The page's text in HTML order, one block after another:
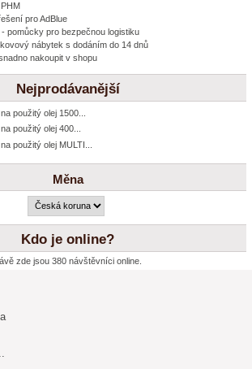
pro AdBlue
pomůcky pro bezpečnou logistiku
nábytek s dodáním do 14 dnů
nakoupit v shopu
Nejprodávanější
použitý olej 1500...
použitý olej 400...
použitý olej MULTI...
Měna
Kdo je online?
zde jsou 380 návštěvníci online.